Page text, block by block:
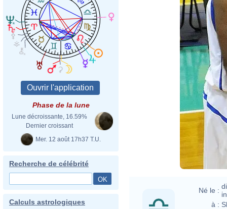
Phase de la lune
Lune décroissante, 16.59%
Dernier croissant
Mer. 12 août 17h37 T.U.
Recherche de célébrité
Calculs astrologiques
Né le :
à :